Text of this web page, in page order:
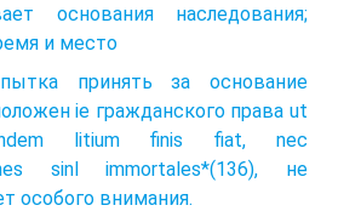
основания наследования;
и место
принять за основание
ie гражданского права ut
litium finis fiat, nec
sinl immortales*(136), не
особого внимания.